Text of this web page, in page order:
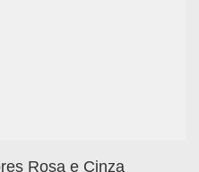
Rosa e Cinza